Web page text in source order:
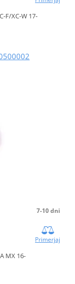
F/XC-W 17-
7-10 dni
Primerjaj
MX 16-